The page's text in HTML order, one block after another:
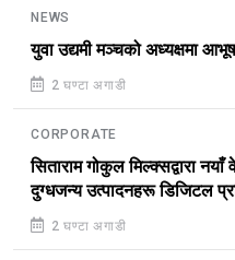
NEWS
युवा उद्यमी मञ्चको अध्यक्षमा
2 घण्टा अगाडी
CORPORATE
सिताराम गोकुल मिल्क्सद्वारा
दुग्धजन्य उत्पादनहरू डिजिटल
2 घण्टा अगाडी